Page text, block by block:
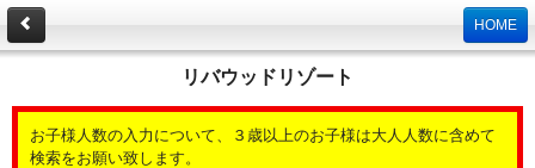
HOME
リバウッドリゾート
お子様人数の入力について、３歳以上のお子様は大人人数に含めて
検索をお願い致します。